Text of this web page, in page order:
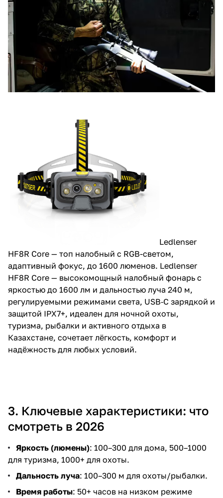
Ledlenser
HF8R Core — топ налобный с RGB-светом,
адаптивный фокус, до 1600 люменов. Ledlenser
HF8R Core — высокомощный налобный фонарь с
яркостью до 1600 лм и дальностью луча 240 м,
регулируемыми режимами света, USB‑C зарядкой и
защитой IPX7+, идеален для ночной охоты,
туризма, рыбалки и активного отдыха в
Казахстане, сочетает лёгкость, комфорт и
надёжность для любых условий.
3. Ключевые характеристики: что
смотреть в 2026
Яркость (люмены): 100–300 для дома, 500–1000
для туризма, 1000+ для охоты.
Дальность луча: 100–300 м для охоты/рыбалки.
Время работы: 50+ часов на низком режиме